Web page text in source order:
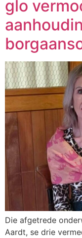
glo
Die afgetrede
Aardt, se drie